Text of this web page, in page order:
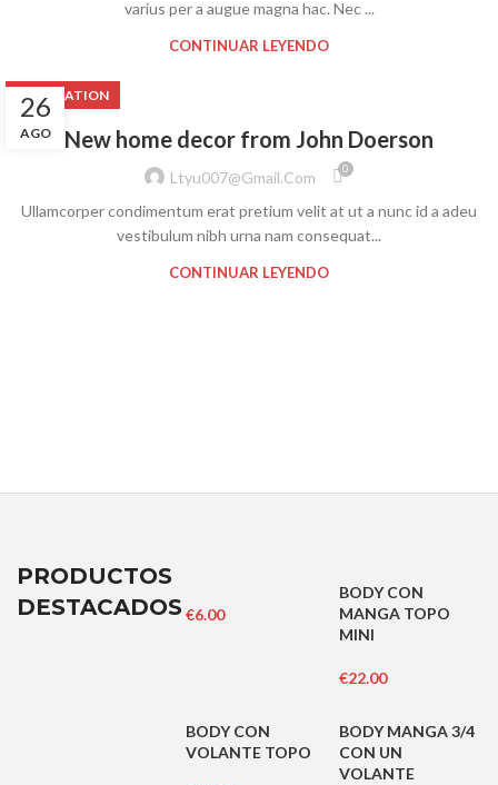
varius per a augue magna hac. Nec ...
CONTINUAR LEYENDO
26
AGO
DECORATION
New home decor from John Doerson
Ltyu007@gmail.com 0
Ullamcorper condimentum erat pretium velit at ut a nunc id a adeu
vestibulum nibh urna nam consequat...
CONTINUAR LEYENDO
PRODUCTOS
DESTACADOS €6.00
BODY CON
MANGA TOPO
MINI
€22.00
BODY CON
VOLANTE TOPO
BODY MANGA 3/4
CON UN
VOLANTE